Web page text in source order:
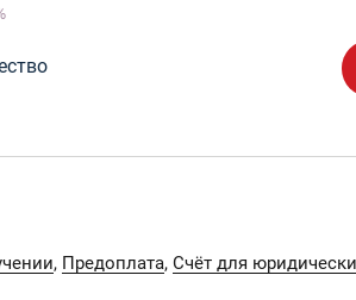
, Предоплата, Счёт для